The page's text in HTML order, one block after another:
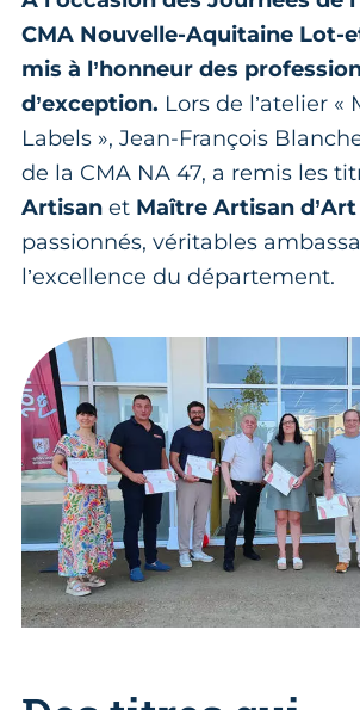
CMA Nouvelle-Aquitaine Lot-
mis à l’honneur des
d’exception. Lors de l’atelier «
Labels », Jean-François
de la CMA NA 47, a remis les
Artisan et Maître Artisan d’Art
passionnés, véritables
l’excellence du département.